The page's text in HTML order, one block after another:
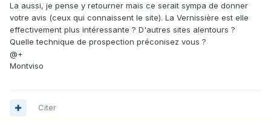
La aussi, je pense y retourner mais ce serait sympa de donner
votre avis (ceux qui connaissent le site). La Vernissière est elle
effectivement plus intéressante ? D'autres sites alentours ?
Quelle technique de prospection préconisez vous ?
@+
Montviso
Citer